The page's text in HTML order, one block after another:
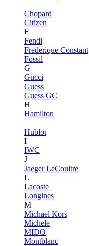
Chopard
Citizen
F
Fendi
Frederique Constant
Fossil
G
Gucci
Guess
Guess GC
H
Hamilton
Hublot
I
IWC
J
Jaeger LeCoultre
L
Lacoste
Longines
M
Michael Kors
Michele
MIDO
Montblanc